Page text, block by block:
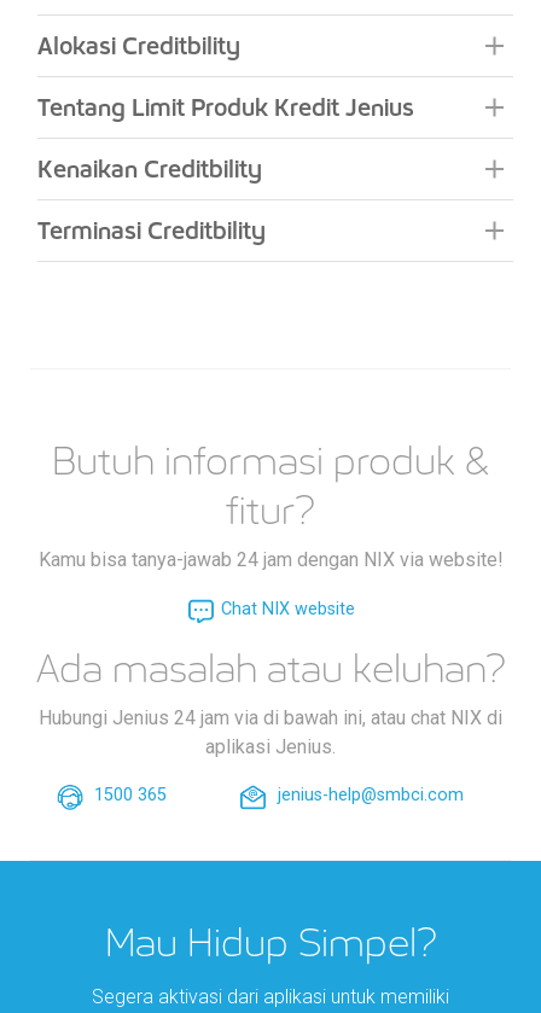
Alokasi Creditbility
Tentang Limit Produk Kredit Jenius
Kenaikan Creditbility
Terminasi Creditbility
Butuh informasi produk &
fitur?
Kamu bisa tanya-jawab 24 jam dengan NIX via website!
Chat NIX website
Ada masalah atau keluhan?
Hubungi Jenius 24 jam via di bawah ini, atau chat NIX di
aplikasi Jenius.
1500 365 jenius-help@smbci.com
Mau Hidup Simpel?
Segera aktivasi dari aplikasi untuk memiliki